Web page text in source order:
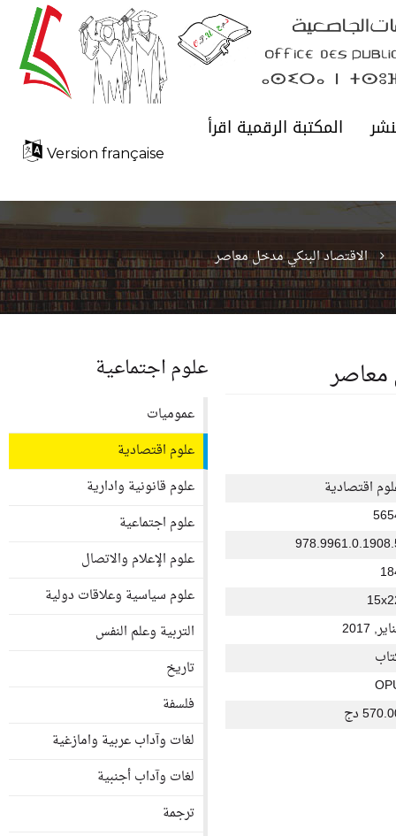
المكتبة الرقمية اقرأ
Version française
الاقتصاد البنكي مدخل معاصر
معاصر
اقتصادية
2017
دج
علوم اجتماعية
عموميات
علوم اقتصادية
علوم قانونية وادارية
علوم اجتماعية
علوم الإعلام والاتصال
علوم سياسية وعلاقات دولية
التربية وعلم النفس
تاريخ
فلسفة
لغات وآداب عربية وامازغية
لغات وآداب أجنبية
ترجمة